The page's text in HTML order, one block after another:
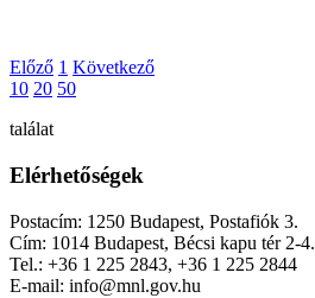
Előző 1 Következő
10 20 50
találat
Elérhetőségek
Postacím: 1250 Budapest, Postafiók 3.
Cím: 1014 Budapest, Bécsi kapu tér 2-4.
Tel.: +36 1 225 2843, +36 1 225 2844
E-mail: info@mnl.gov.hu